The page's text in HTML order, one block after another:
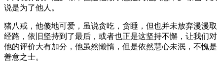
说是为了他人。
猪八戒，他傻地可爱，虽说贪吃，贪睡，但也并未放弃漫漫取
经路，依旧坚持到了最后，或者也正是这坚持不懈，让我们对
他的评价大有加分，他虽然懒惰，但是依然慧心未泯，不愧是
善意之士。